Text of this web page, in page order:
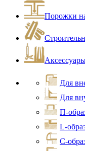
Порожки
Для
Для
П-
L-
С-